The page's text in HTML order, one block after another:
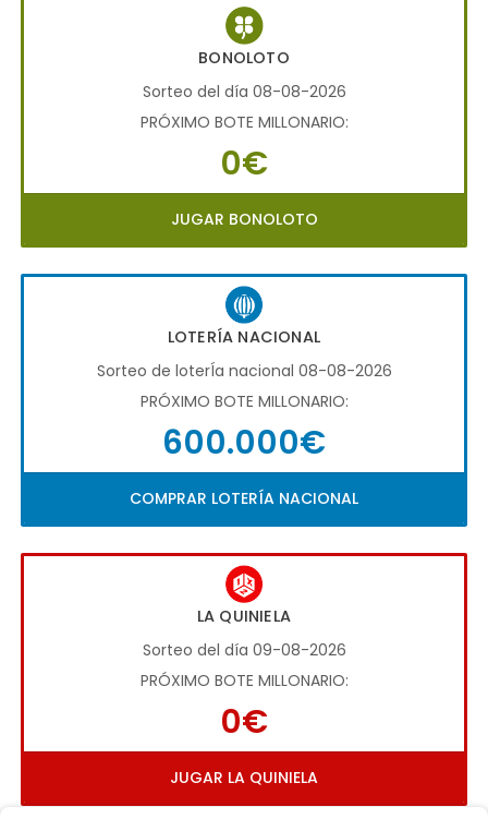
BONOLOTO
Sorteo del día 08-08-2026
PRÓXIMO BOTE MILLONARIO:
0€
JUGAR BONOLOTO
LOTERÍA NACIONAL
Sorteo de loterÍa nacional 08-08-2026
PRÓXIMO BOTE MILLONARIO:
600.000€
COMPRAR LOTERÍA NACIONAL
LA QUINIELA
Sorteo del día 09-08-2026
PRÓXIMO BOTE MILLONARIO:
0€
JUGAR LA QUINIELA